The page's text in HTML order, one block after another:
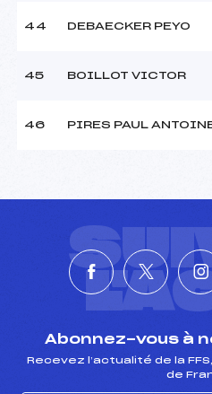
44 DEBAECKER PEYO
45 BOILLOT VICTOR
46 PIRES PAUL
Abonnez-vous à
Recevez l’actualité de la
de